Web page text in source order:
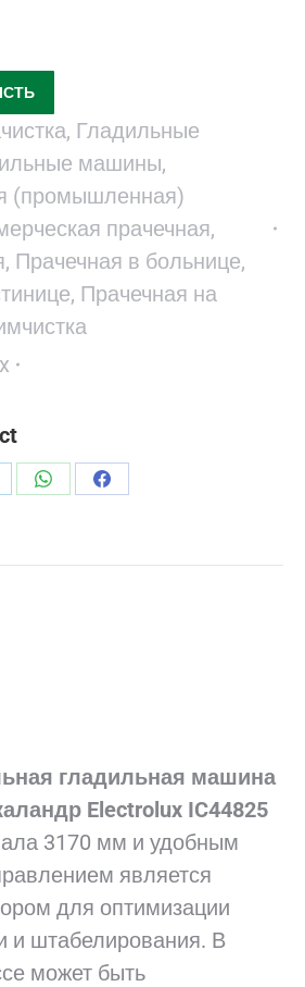
, Гладильные
машины,
(промышленная)
прачечная,
, Прачечная в больнице,
, Прачечная на
ПоделитьсяПоделиться
гладильная машина
Electrolux IC44825
3170 мм и удобным
является
для оптимизации
и штабелирования. В
может быть